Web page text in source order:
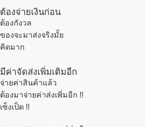
ต้องจ่ายเงินก่อน
ต้องกังวล
ของจะมาส่งจริงมั้ย
คิดมาก
มีค่าจัดส่งเพิ่มเติมอีก
จ่ายค่าสินค้าแล้ว
ต้องมาจ่ายค่าส่งเพิ่มอีก !!
เซ็งเป็ด !!